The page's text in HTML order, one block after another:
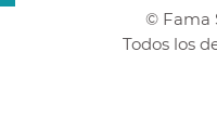
© Fama
Todos los